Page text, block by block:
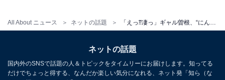
All About ニュース ネットの話題
ネットの話題
国内外のSNSで話題の人＆トピックをタイムリーにお届けします。知ってる
だけでちょっと得する、なんだか楽しい気分になれる、ネット発「知ら（な